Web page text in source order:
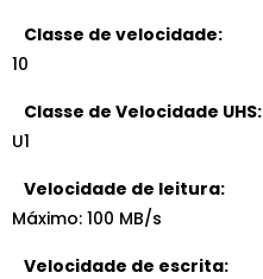
Classe de velocidade:
10
Classe de Velocidade UHS:
U1
Velocidade de leitura:
Máximo: 100 MB/s
Velocidade de escrita: